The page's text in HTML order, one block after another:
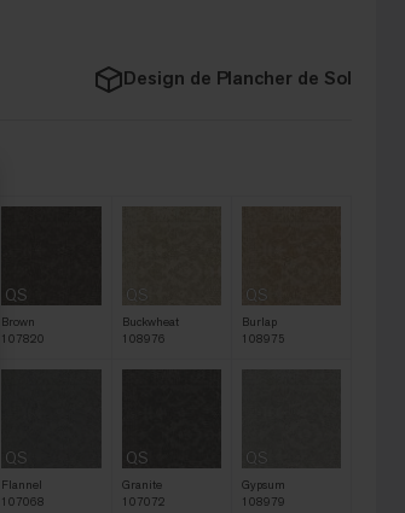
Design de Plancher de Sol
QS
Brown
107820
QS
Buckwheat
108976
QS
Burlap
108975
QS
Flannel
107068
QS
Granite
107072
QS
Gypsum
108979